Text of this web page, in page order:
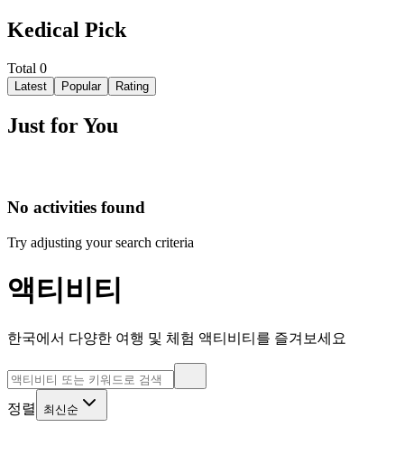
Kedical Pick
Total 0
Latest Popular Rating
Just for You
No activities found
Try adjusting your search criteria
액티비티
한국에서 다양한 여행 및 체험 액티비티를 즐겨보세요
정렬 최신순